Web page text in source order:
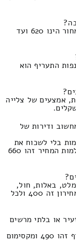
העלות להובלת אריחים במיזוג של הנפה התמחור הינו 620 ועד
התעריף הוא
אמצעים של צלייה
ודירות של
בלי לשכוח את
השינוע של החומרות הובלת חדר שרתים בשלמות המחיר זהו 660
באלות, חול,
פחים עם גוונים לצביעה והרשימה ארוכה. המחירון זה 400 ולכל
או בלתי מרשים
תעריף הובלת ארונית חשמל ללא מנוף התעריף זהו 490 ומקסימום